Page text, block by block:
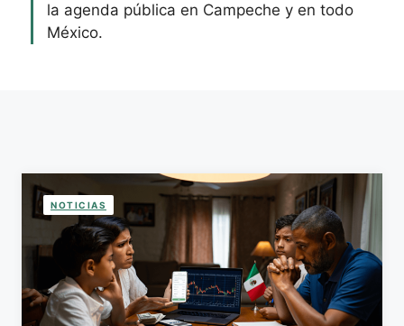
la agenda pública en Campeche y en todo
México.
NOTICIAS